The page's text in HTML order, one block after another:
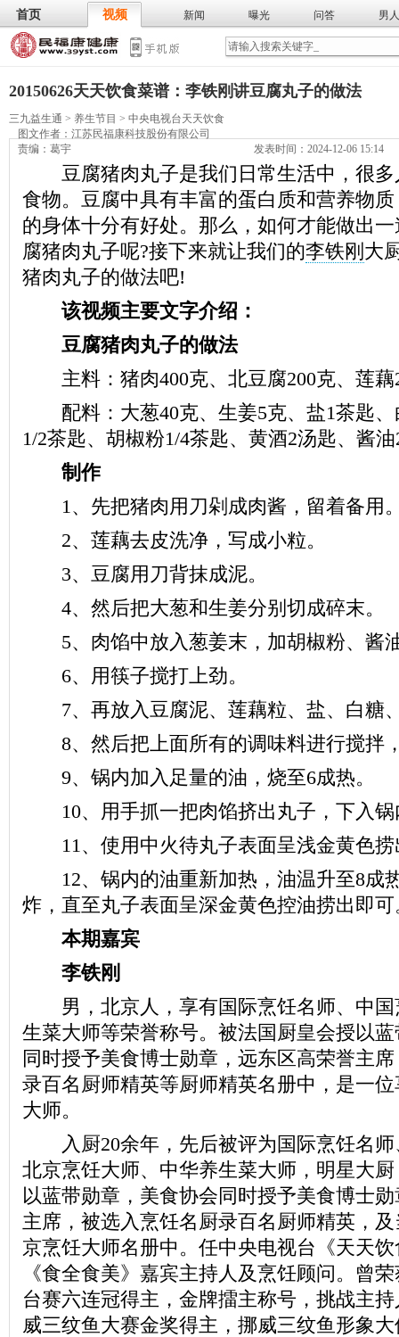
首页 视频 新闻 曝光 问答 男人
武术 气功 膳食 食谱 营养
20150626天天饮食菜谱：李铁刚讲豆腐丸子的做法
三九益生通 > 养生节目 > 中央电视台天天饮食
图文作者： 江苏民福康科技股份有限公司
责编：葛宇
发表时间：2024-12-06 15:14
豆腐猪肉丸子是我们日常生活中，很多
食物。豆腐中具有丰富的蛋白质和营养物
的身体十分有好处。那么，如何才能做出
腐猪肉丸子呢?接下来就让我们的李铁刚 大
猪肉丸子的做法吧!
该视频主要文字介绍：
豆腐猪肉丸子的做法
主料：猪肉400克、北豆腐200克、莲藕
配料：大葱40克、生姜5克、盐1茶匙、
1/2茶匙、胡椒粉1/4茶匙、黄酒2汤匙、酱
制作
1、先把猪肉用刀剁成肉酱，留着备用
2、莲藕去皮洗净，写成小粒。
3、豆腐用刀背抹成泥。
4、然后把大葱和生姜分别切成碎末。
5、肉馅中放入葱姜末，加胡椒粉、酱
6、用筷子搅打上劲。
7、再放入豆腐泥、莲藕粒、盐、白糖
8、然后把上面所有的调味料进行搅拌
9、锅内加入足量的油，烧至6成热。
10、用手抓一把肉馅挤出丸子，下入锅
11、使用中火待丸子表面呈浅金黄色捞
12、锅内的油重新加热，油温升至8成
炸，直至丸子表面呈深金黄色控油捞出即可
本期嘉宾
李铁刚
男，北京人，享有国际烹饪名师、中国
生菜大师等荣誉称号。被法国厨皇会授以
同时授予美食博士勋章，远东区高荣誉主
录百名厨师精英等厨师精英名册中，是一
大师。
入厨20余年，先后被评为国际烹饪名师
北京烹饪大师、中华养生菜大师，明星大
以蓝带勋章，美食协会同时授予美食博士
主席，被选入烹饪名厨录百名厨师精英，
京烹饪大师名册中。任中央电视台《天天
《食全食美》嘉宾主持人及烹饪顾问。曾
台赛六连冠得主，金牌擂主称号，挑战主
威三纹鱼大赛金奖得主，挪威三纹鱼形象